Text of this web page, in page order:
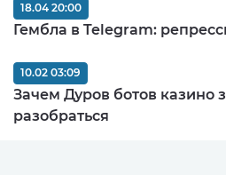
Гембла в Telegram:
18.04 20:00
Зачем Дуров ботов казино
разобраться
10.02 03:09